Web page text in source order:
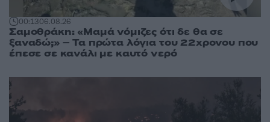
00:1306.08.26
Σαμοθράκη: «Μαμά νόμιζες ότι δε θα σε
ξαναδώ;» – Τα πρώτα λόγια του 22χρονου που
έπεσε σε κανάλι με καυτό νερό